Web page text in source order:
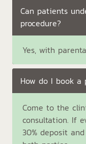
Can patients
procedure?
Yes, with
How do I book a
Come to the
consultation. If
30% deposit